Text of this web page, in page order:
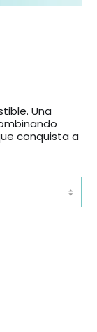
Una
conquista a